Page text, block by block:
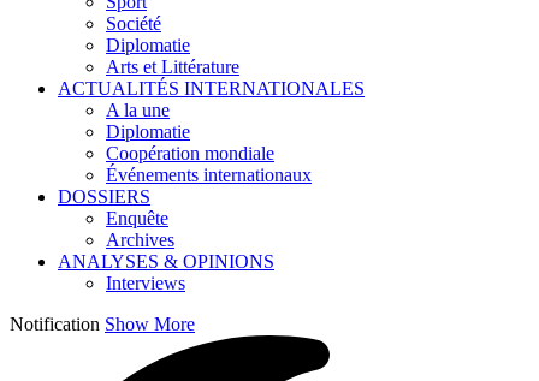
Société
Diplomatie
Arts et Littérature
ACTUALITÉS INTERNATIONALES
A la une
Diplomatie
Coopération mondiale
Événements internationaux
DOSSIERS
Enquête
Archives
ANALYSES & OPINIONS
Interviews
Notification Show More